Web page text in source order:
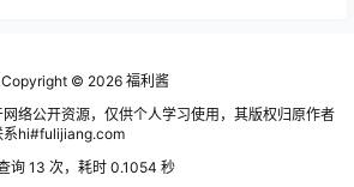
Copyright © 2026 福利酱
络公开资源，仅供个人学习使用，其版权归原作者
系hi#fulijiang.com
询 13 次，耗时 0.1054 秒